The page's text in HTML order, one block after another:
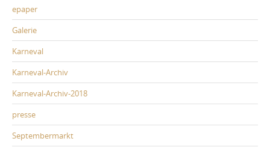
epaper
Galerie
Karneval
Karneval-Archiv
Karneval-Archiv-2018
presse
Septembermarkt